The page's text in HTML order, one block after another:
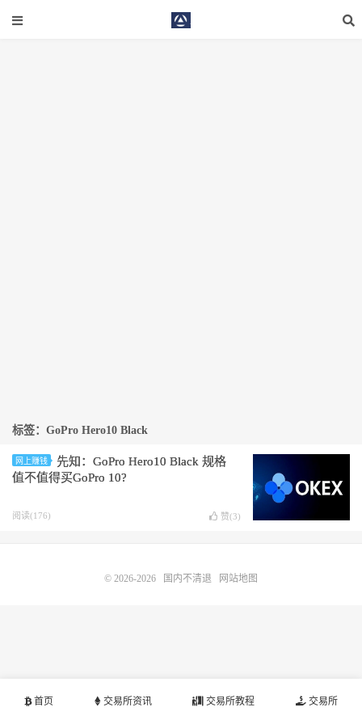
标签：GoPro Hero10 Black
网上赚钱
先知：GoPro Hero10 Black 规格
值不值得买GoPro 10?
阅读(176) 赞(3)
首页 交易所资讯 交易所教程 交易所
© 2026-2026 国内不清退 网站地图